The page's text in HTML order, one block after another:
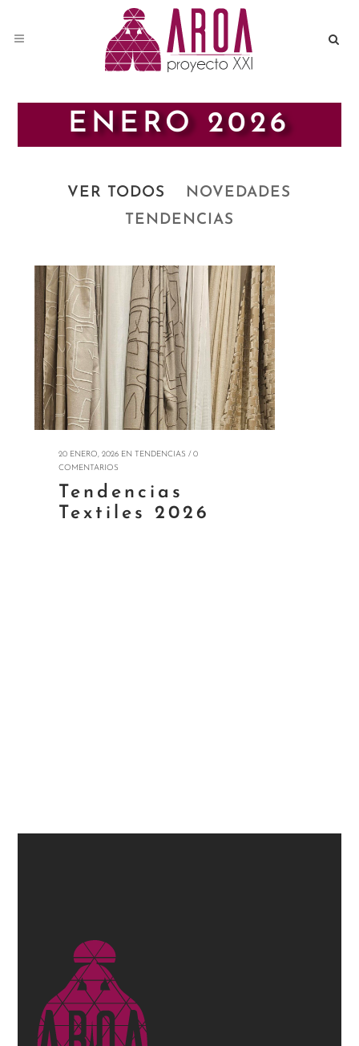
ENERO 2026
VER TODOS
NOVEDADES
TENDENCIAS
20 ENERO, 2026EN TENDENCIAS / 0
COMENTARIOS
Tendencias
Textiles 2026